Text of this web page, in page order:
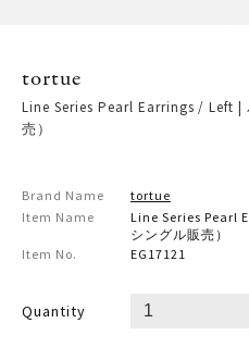
tortue
Line Series Pearl Earrings / Left
売）
Brand Name
tortue
Item Name
Line Series Pearl
シングル販売）
Item No.
EG17121
Quantity